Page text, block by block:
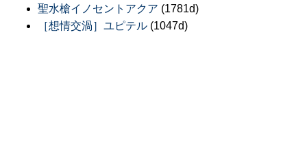
聖水槍イノセントアクア (1781d)
［想情交渦］ユピテル (1047d)